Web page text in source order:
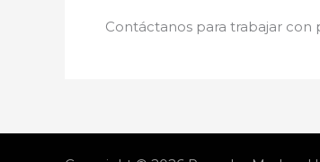
Contáctanos para trabajar con